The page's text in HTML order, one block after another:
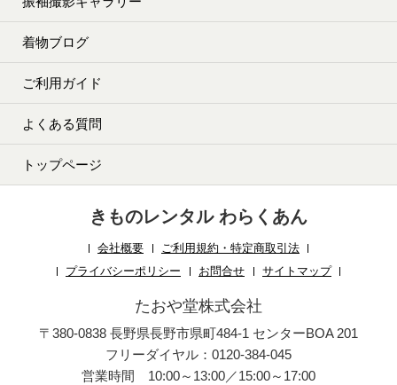
着物ブログ
ご利用ガイド
よくある質問
トップページ
きものレンタル わらくあん
会社概要
ご利用規約・特定商取引法
プライバシーポリシー
お問合せ サイトマップ
たおや堂株式会社
〒380-0838 長野県長野市県町484-1 センターBOA 201
フリーダイヤル：0120-384-045
営業時間 10:00～13:00／15:00～17:00